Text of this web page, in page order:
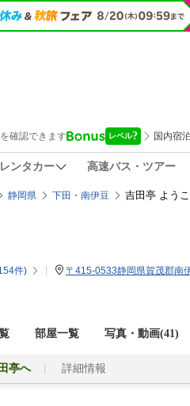
レンタカー 高速バス・ツアー
静岡県 下田・南伊豆 吉田亭 よう
件) 〒415-0533静岡県賀茂郡南
部屋一覧 写真・動画(41)
亭へ 詳細情報